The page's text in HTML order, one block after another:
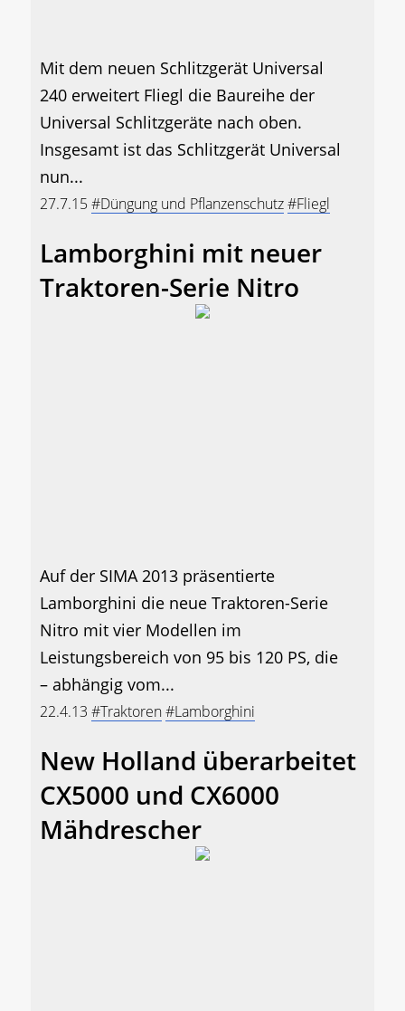
Mit dem neuen Schlitzgerät Universal
240 erweitert Fliegl die Baureihe der
Universal Schlitzgeräte nach oben.
Insgesamt ist das Schlitzgerät Universal
nun...
27.7.15#Düngung und Pflanzenschutz#Fliegl
Lamborghini mit neuer
Traktoren-Serie Nitro
Auf der SIMA 2013 präsentierte
Lamborghini die neue Traktoren-Serie
Nitro mit vier Modellen im
Leistungsbereich von 95 bis 120 PS, die
– abhängig vom...
22.4.13 #Traktoren#Lamborghini
New Holland überarbeitet
CX5000 und CX6000
Mähdrescher